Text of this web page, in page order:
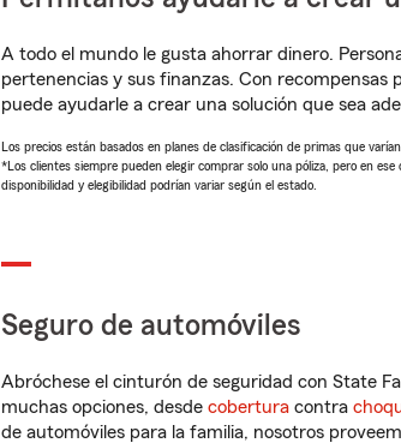
A todo el mundo le gusta ahorrar dinero.
pertenencias y sus finanzas. Con recompensas
puede ayudarle a crear una solución que sea
Los precios están basados en planes de clasificación de primas que
*Los clientes siempre pueden elegir comprar solo una póliza, pero en
disponibilidad y elegibilidad podrían variar según el estado.
Seguro de automóviles
Abróchese el cinturón de seguridad con State
muchas opciones, desde cobertura contra
de automóviles para la familia, nosotros